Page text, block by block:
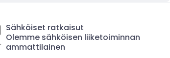
Sähköiset ratkaisut
Olemme sähköisen liiketoiminnan
ammattilainen